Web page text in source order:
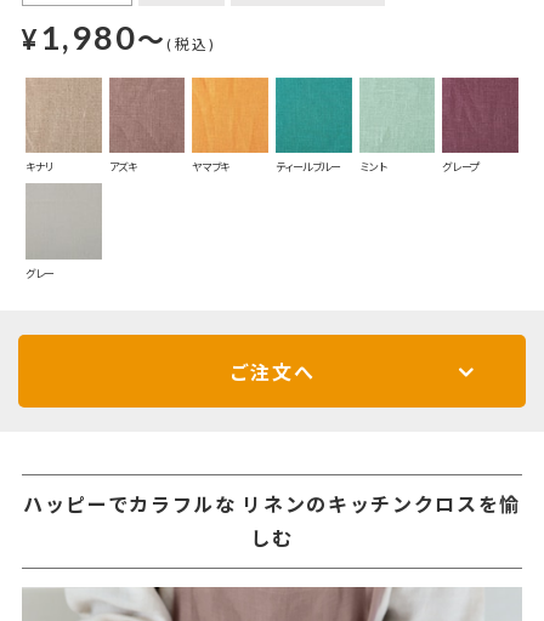
¥1,980～(税込)
キナリ アズキ ヤマブキ ティールブルー ミント グレープ
グレー
ご注文へ
ハッピーでカラフルな リネンのキッチンクロスを愉
しむ